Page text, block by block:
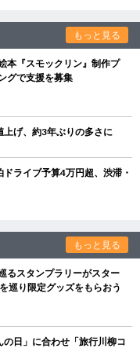
もっと見る
本『スモックリン』制作プ
グで支援を募集
げ、約3年ぶりの多さに
ライブ予算4万円超、渋滞・
もっと見る
るスタンプラリーがスター
巡り限定グッズをもらおう
日」に合わせ「旅行川柳コ